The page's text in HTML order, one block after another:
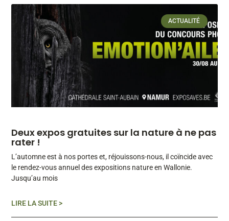
ACTUALITÉ
Deux expos gratuites sur la nature à ne pas
rater !
L’automne est à nos portes et, réjouissons-nous, il coïncide avec
le rendez-vous annuel des expositions nature en Wallonie.
Jusqu’au mois
LIRE LA SUITE >